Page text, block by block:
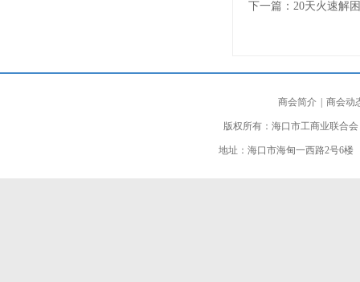
下一篇： 20天火速解
商会简介 商会动
版权所有：海口市工商业联合
地址：海口市海甸一西路2号6